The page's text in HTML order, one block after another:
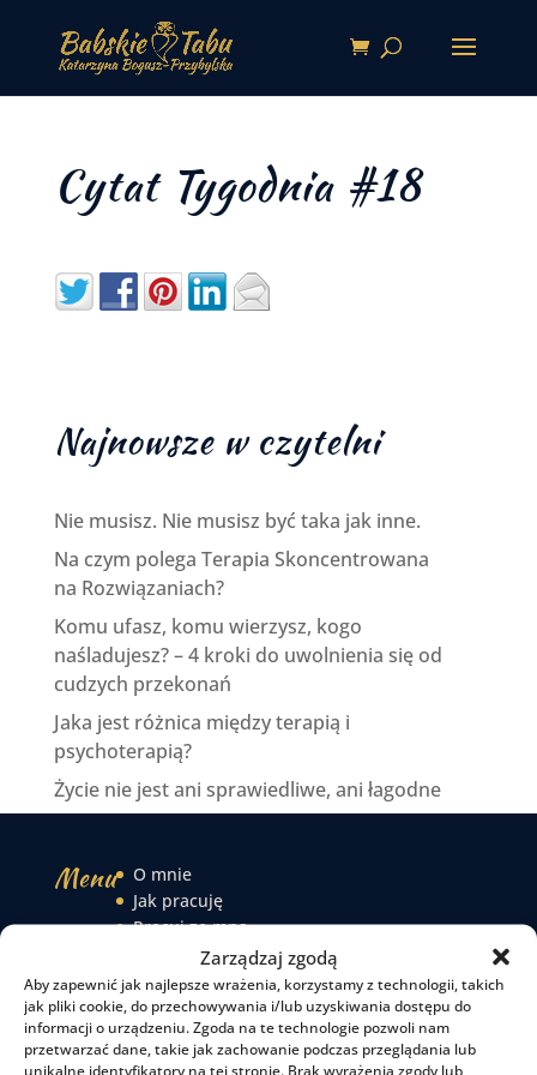
Zarządzaj zgodą
Aby zapewnić jak najlepsze wrażenia, korzystamy z technologii, takich
jak pliki cookie, do przechowywania i/lub uzyskiwania dostępu do
informacji o urządzeniu. Zgoda na te technologie pozwoli nam
przetwarzać dane, takie jak zachowanie podczas przeglądania lub
unikalne identyfikatory na tej stronie. Brak wyrażenia zgody lub
Cytat Tygodnia #18
Najnowsze w czytelni
Nie musisz. Nie musisz być taka jak inne.
Na czym polega Terapia Skoncentrowana
na Rozwiązaniach?
Komu ufasz, komu wierzysz, kogo
naśladujesz? – 4 kroki do uwolnienia się od
cudzych przekonań
Jaka jest różnica między terapią i
psychoterapią?
Życie nie jest ani sprawiedliwe, ani łagodne
Menu
O mnie
Jak pracuję
Pracuj ze mną
Czytelnia
Podcast
Kontakt